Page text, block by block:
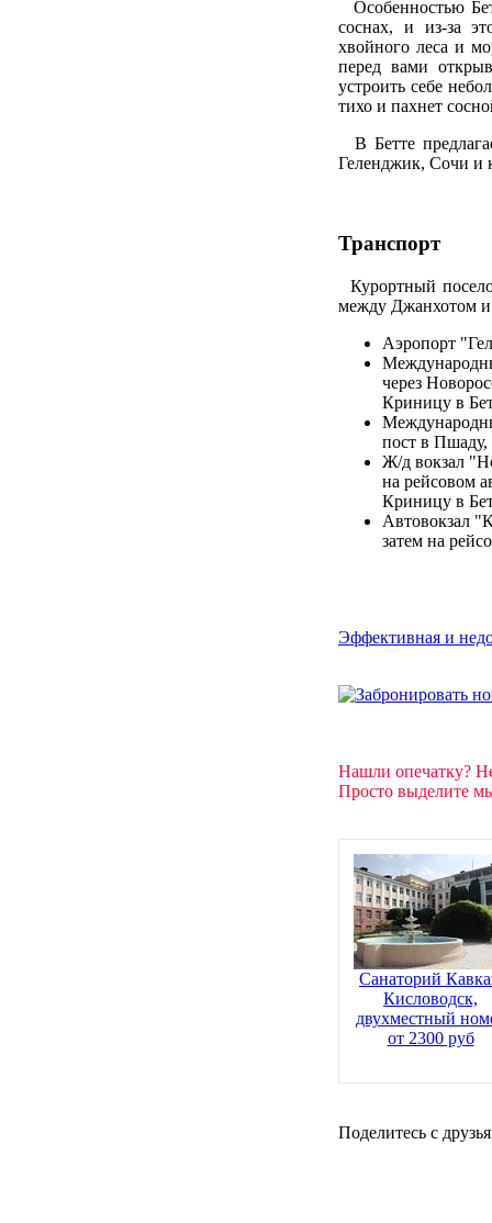
Особенностью
соснах, и из-за
хвойного леса и
перед вами
устроить себе
тихо и пахнет
В Бетте
Геленджик, Сочи и
Транспорт
Курортный
между Джанхотом и
Аэропорт
через
Криницу в
пост в Пшаду,
Ж/д вокзал
на рейсовом
Криницу в
Автовокзал
затем на
Эффективная и
Нашли опечатку?
Просто выделите
Санаторий
Кисловодск,
двухместный
от 2300 руб
Поделитесь с